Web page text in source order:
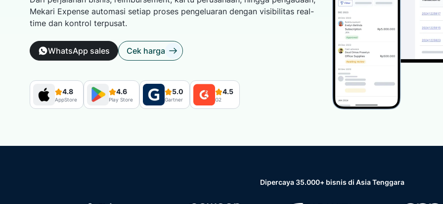
Lihat semua fitur Expense Management
Mekari Expense automasi setiap proses pengeluaran dengan visibilitas real-
time dan kontrol terpusat.
WhatsApp sales Cek harga
4.8
AppStore
4.6
Play Store
5.0
Gartner
4.5
G2
Dipercaya 35.000+ bisnis di Asia Tenggara